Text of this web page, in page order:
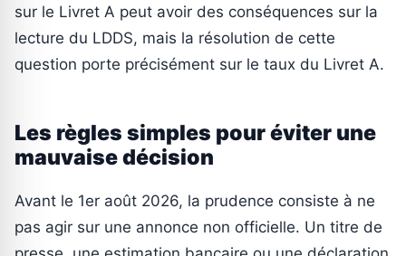
sur le Livret A peut avoir des conséquences sur la
lecture du LDDS, mais la résolution de cette
question porte précisément sur le taux du Livret A.
Les règles simples pour éviter une
mauvaise décision
Avant le 1er août 2026, la prudence consiste à ne
pas agir sur une annonce non officielle. Un titre de